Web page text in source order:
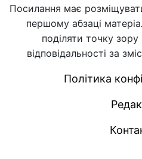
Посилання має
першому абзаці
поділяти точку зору
відповідальності за
Політика